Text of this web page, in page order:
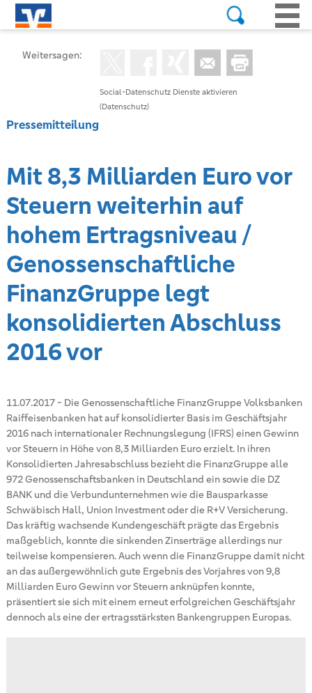
Social-Datenschutz Dienste aktivieren
(Datenschutz)
Weitersagen:
Pressemitteilung
Mit 8,3 Milliarden Euro vor
Steuern weiterhin auf
hohem Ertragsniveau /
Genossenschaftliche
FinanzGruppe legt
konsolidierten Abschluss
2016 vor
11.07.2017- Die Genossenschaftliche FinanzGruppe Volksbanken
Raiffeisenbanken hat auf konsolidierter Basis im Geschäftsjahr
2016 nach internationaler Rechnungslegung (IFRS) einen Gewinn
vor Steuern in Höhe von 8,3 Milliarden Euro erzielt. In ihren
Konsolidierten Jahresabschluss bezieht die FinanzGruppe alle
972 Genossenschaftsbanken in Deutschland ein sowie die DZ
BANK und die Verbundunternehmen wie die Bausparkasse
Schwäbisch Hall, Union Investment oder die R+V Versicherung.
Das kräftig wachsende Kundengeschäft prägte das Ergebnis
maßgeblich, konnte die sinkenden Zinserträge allerdings nur
teilweise kompensieren. Auch wenn die FinanzGruppe damit nicht
an das außergewöhnlich gute Ergebnis des Vorjahres von 9,8
Milliarden Euro Gewinn vor Steuern anknüpfen konnte,
präsentiert sie sich mit einem erneut erfolgreichen Geschäftsjahr
dennoch als eine der ertragsstärksten Bankengruppen Europas.